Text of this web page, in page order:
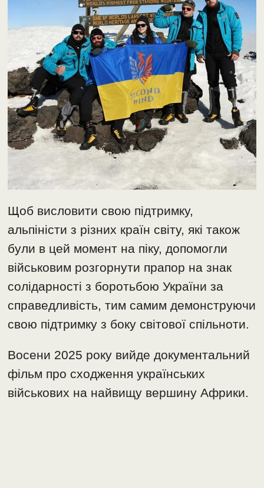
Щоб висловити свою підтримку,
альпіністи з різних країн світу, які також
були в цей момент на піку, допомогли
військовим розгорнути прапор на знак
солідарності з боротьбою України за
справедливість, тим самим демонструючи
свою підтримку з боку світової спільноти.
Восени 2025 року вийде документальний
фільм про сходження українських
військових на найвищу вершину Африки.